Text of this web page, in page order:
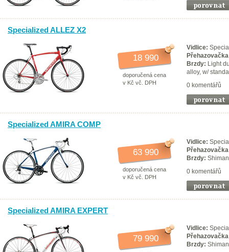
Specialized ALLEZ X2
18 990
doporučená cena
v Kč vč. DPH
Vidlice:
Brzdy: Light
alloy, w/
0 komentářů
Specialized AMIRA COMP
63 990
doporučená cena
v Kč vč. DPH
Vidlice:
Brzdy:
0 komentářů
Specialized AMIRA EXPERT
79 990
Vidlice:
Brzdy: